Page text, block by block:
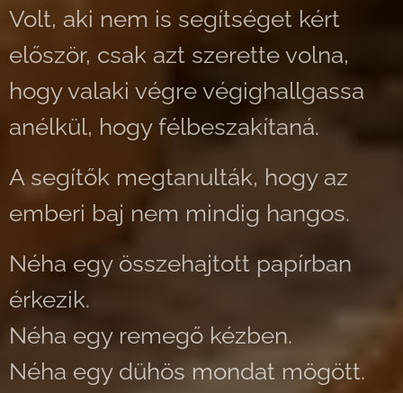
Volt, aki nem is segítséget kért
először, csak azt szerette volna,
hogy valaki végre végighallgassa
anélkül, hogy félbeszakítaná.
A segítők megtanulták, hogy az
emberi baj nem mindig hangos.
Néha egy összehajtott papírban
érkezik.
Néha egy remegő kézben.
Néha egy dühös mondat mögött.